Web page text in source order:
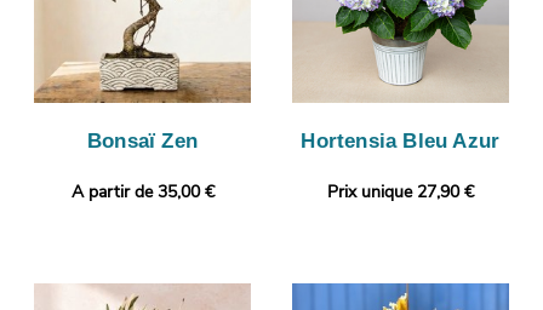
Bonsaï Zen
A partir de 35,00 €
Hortensia Bleu Azur
Prix unique 27,90 €